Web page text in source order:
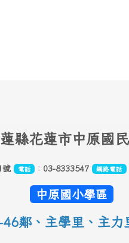
蓮縣花蓮市中原國
號 電話 ： 03-8333547 網路電話
中原國小學區
鄰、主學里、主力